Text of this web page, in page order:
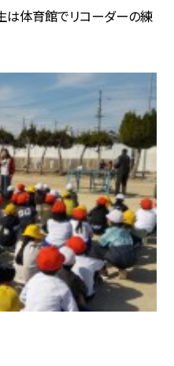
生は体育館でリコーダーの練